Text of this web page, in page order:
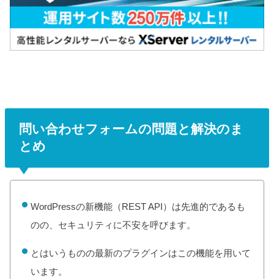
問い合わせフォームの問題と解決のま
とめ
WordPressの新機能（REST API）は先進的であるも
のの、セキュリティに不安を呼びます。
とはいうものの最新のプラグインはこの機能を用いて
います。